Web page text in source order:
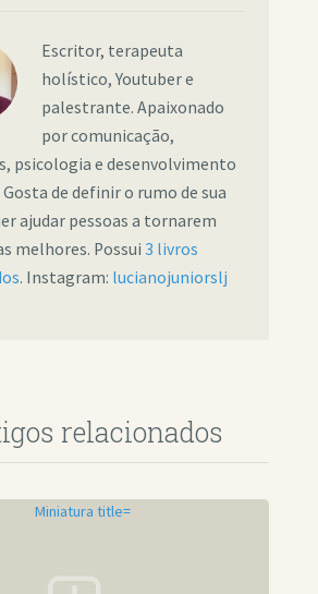
Escritor, terapeuta
holístico, Youtuber e
palestrante. Apaixonado
por comunicação,
psicologia e desenvolvimento
de definir o rumo de sua
ajudar pessoas a tornarem
melhores. Possui 3 livros
. Instagram: lucianojuniorslj
relacionados